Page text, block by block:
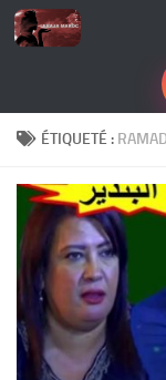
Skip to content
ÉTIQUETÉ :